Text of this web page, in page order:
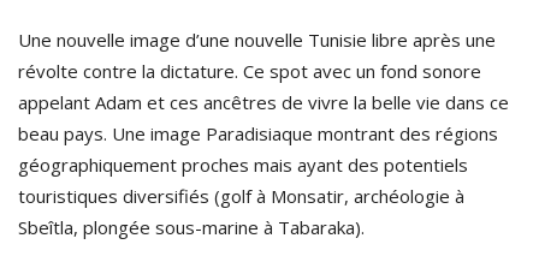
Une nouvelle image d’une nouvelle Tunisie libre après une
révolte contre la dictature. Ce spot avec un fond sonore
appelant Adam et ces ancêtres de vivre la belle vie dans ce
beau pays. Une image Paradisiaque montrant des régions
géographiquement proches mais ayant des potentiels
touristiques diversifiés (golf à Monsatir, archéologie à
Sbeîtla, plongée sous-marine à Tabaraka).